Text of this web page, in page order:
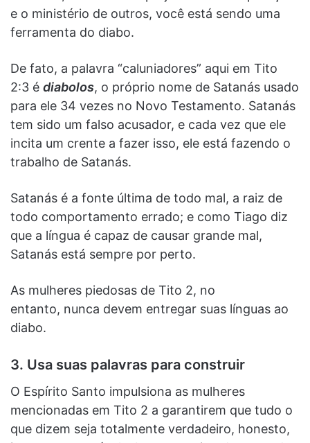
e o ministério de outros, você está sendo uma
ferramenta do diabo.
De fato, a palavra “caluniadores” aqui em Tito
2:3 é diabolos, o próprio nome de Satanás usado
para ele 34 vezes no Novo Testamento. Satanás
tem sido um falso acusador, e cada vez que ele
incita um crente a fazer isso, ele está fazendo o
trabalho de Satanás.
Satanás é a fonte última de todo mal, a raiz de
todo comportamento errado; e como Tiago diz
que a língua é capaz de causar grande mal,
Satanás está sempre por perto.
As mulheres piedosas de Tito 2, no
entanto, nunca devem entregar suas línguas ao
diabo.
3. Usa suas palavras para construir
O Espírito Santo impulsiona as mulheres
mencionadas em Tito 2 a garantirem que tudo o
que dizem seja totalmente verdadeiro, honesto,